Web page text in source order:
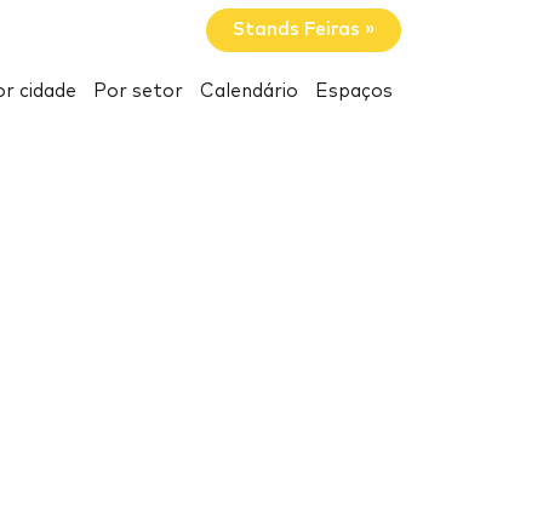
Stands Feiras »
cidade Por setor Calendário Espaços